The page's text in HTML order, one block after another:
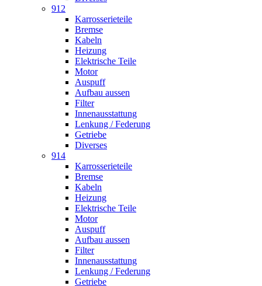
912
Karrosserieteile
Bremse
Kabeln
Heizung
Elektrische Teile
Motor
Auspuff
Aufbau aussen
Filter
Innenausstattung
Lenkung / Federung
Getriebe
Diverses
914
Karrosserieteile
Bremse
Kabeln
Heizung
Elektrische Teile
Motor
Auspuff
Aufbau aussen
Filter
Innenausstattung
Lenkung / Federung
Getriebe